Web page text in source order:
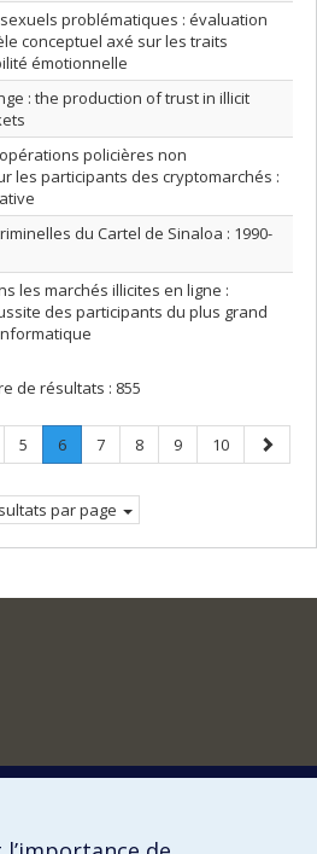
problématiques : évaluation
conceptuel axé sur les traits
émotionnelle
: the production of trust in illicit
policières non
les participants des cryptomarchés :
du Cartel de Sinaloa : 1990-
les marchés illicites en ligne :
des participants du plus grand
de résultats : 855
Page
5 Page
6.
Page
Page
7 Page
8 Page
9 Page
10
Page
par page